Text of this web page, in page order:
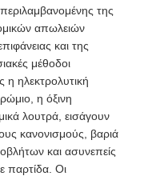
της
απωλειών
και της
μέθοδοι
ηλεκτρολυτική
η όξινη
λουτρά, εισάγουν
κανονισμούς, βαριά
και ασυνεπείς
παρτίδα. Οι